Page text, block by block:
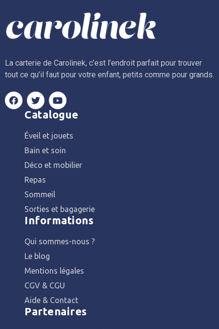
La carterie de Carolinek, c’est l’endroit parfait pour trouver
tout ce qu’il faut pour votre enfant, petits comme pour grands.
Catalogue
Éveil et jouets
Bain et soin
Déco et mobilier
Repas
Sommeil
Sorties et bagagerie
Informations
Qui sommes-nous ?
Le blog
Mentions légales
CGV & CGU
Aide & Contact
Partenaires